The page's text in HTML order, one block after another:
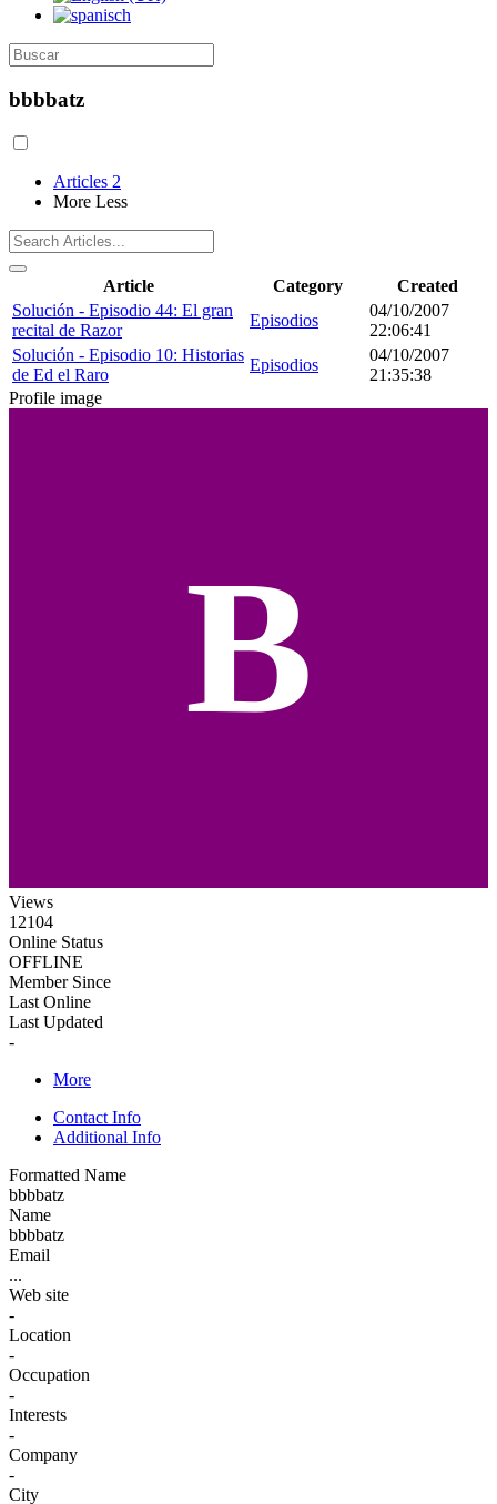
bbbbatz
Articles 2
More Less
Article Category
Created
Solución - Episodio 44: El gran
recital de Razor
Episodios
04/10/2007
22:06:41
Solución - Episodio 10: Historias
de Ed el Raro
Episodios
04/10/2007
21:35:38
Profile image
B
Views
12104
Online Status
OFFLINE
Member Since
Last Online
Last Updated
-
More
Contact Info
Additional Info
Formatted Name
bbbbatz
Name
bbbbatz
Email
...
Web site
-
Location
-
Occupation
-
Interests
-
Company
-
City